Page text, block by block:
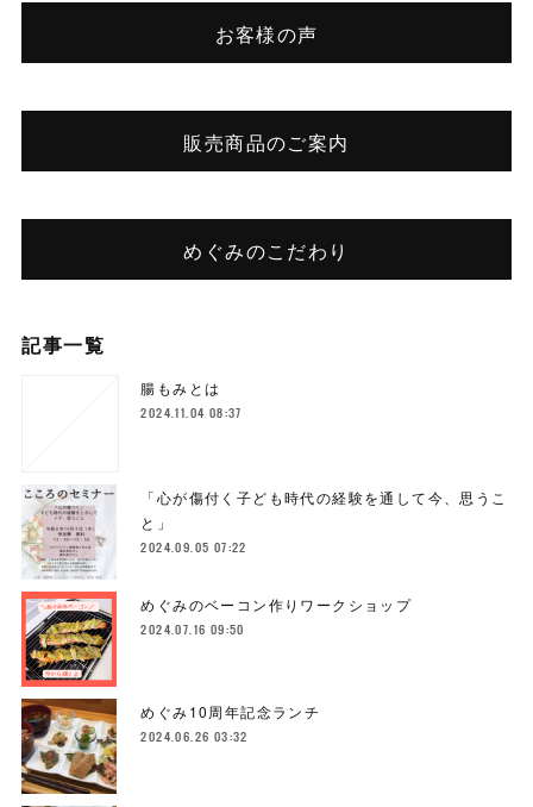
お客様の声
販売商品のご案内
めぐみのこだわり
記事一覧
腸もみとは
2024.11.04 08:37
「心が傷付く子ども時代の経験を通して今、思うこ
と」
2024.09.05 07:22
めぐみのベーコン作りワークショップ
2024.07.16 09:50
めぐみ10周年記念ランチ
2024.06.26 03:32